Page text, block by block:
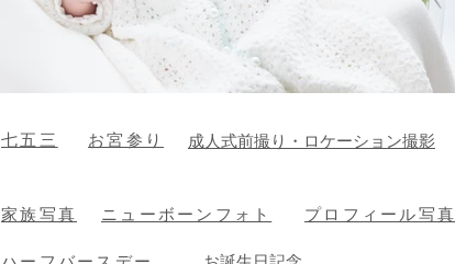
​七五三 お宮参り 成人式前撮り・ロケーション撮影
家族写真 ニューボーンフォト プロフィール写真